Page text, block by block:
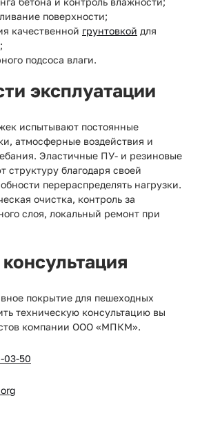
поверхности;
качественной грунтовкой для
подсоса влаги.
эксплуатации
испытывают постоянные
атмосферные воздействия и
Эластичные ПУ- и резиновые
структуру благодаря своей
перераспределять нагрузки.
очистка, контроль за
слоя, локальный ремонт при
покрытие для пешеходных
техническую консультацию вы
компании ООО «МПКМ».
03-50